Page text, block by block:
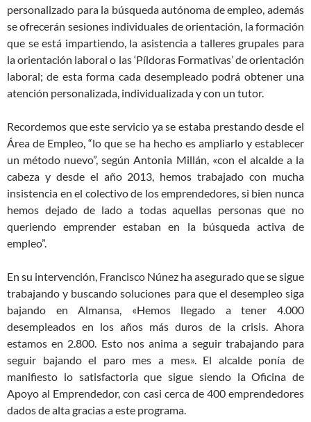
personalizado para la búsqueda autónoma de empleo, además
se ofrecerán sesiones individuales de orientación, la formación
que se está impartiendo, la asistencia a talleres grupales para
la orientación laboral o las ‘Píldoras Formativas’ de orientación
laboral; de esta forma cada desempleado podrá obtener una
atención personalizada, individualizada y con un tutor.
Recordemos que este servicio ya se estaba prestando desde el
Área de Empleo, “lo que se ha hecho es ampliarlo y establecer
un método nuevo”, según Antonia Millán, «con el alcalde a la
cabeza y desde el año 2013, hemos trabajado con mucha
insistencia en el colectivo de los emprendedores, si bien nunca
hemos dejado de lado a todas aquellas personas que no
queriendo emprender estaban en la búsqueda activa de
empleo”.
En su intervención, Francisco Núnez ha asegurado que se sigue
trabajando y buscando soluciones para que el desempleo siga
bajando en Almansa, «Hemos llegado a tener 4.000
desempleados en los años más duros de la crisis. Ahora
estamos en 2.800. Esto nos anima a seguir trabajando para
seguir bajando el paro mes a mes». El alcalde ponía de
manifiesto lo satisfactoria que sigue siendo la Oficina de
Apoyo al Emprendedor, con casi cerca de 400 emprendedores
dados de alta gracias a este programa.